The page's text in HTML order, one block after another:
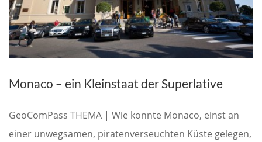
Monaco – ein Kleinstaat der Superlative
GeoComPass THEMA | Wie konnte Monaco, einst an
einer unwegsamen, piratenverseuchten Küste gelegen,